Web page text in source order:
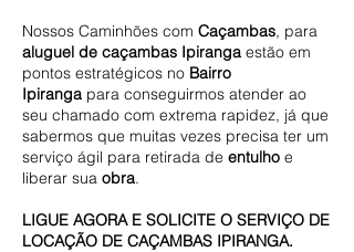
Nossos Caminhões com Caçambas, para
aluguel de caçambas Ipiranga estão em
pontos estratégicos no Bairro
Ipiranga para conseguirmos atender ao
seu chamado com extrema rapidez, já que
sabermos que muitas vezes precisa ter um
serviço ágil para retirada de entulho e
liberar sua obra.
LIGUE AGORA E SOLICITE O SERVIÇO DE
LOCAÇÃO DE CAÇAMBAS IPIRANGA.